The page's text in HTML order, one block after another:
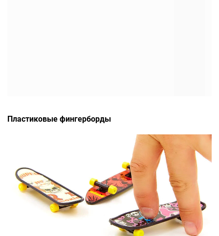
Пластиковые фингерборды